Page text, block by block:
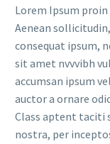
Lorem Ipsum
Aenean
consequat ipsum,
sit amet nvvvibh
accumsan ipsum
auctor a ornare
Class aptent taciti
nostra, per